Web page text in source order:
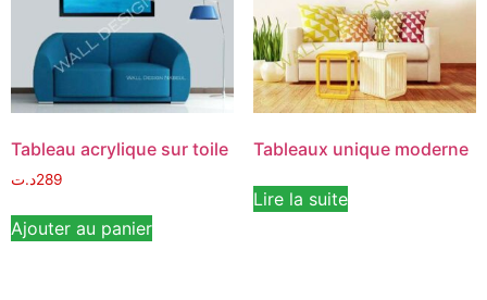
Tableau acrylique sur toile
289د.ت
Ajouter au panier
Tableaux unique moderne
Lire la suite